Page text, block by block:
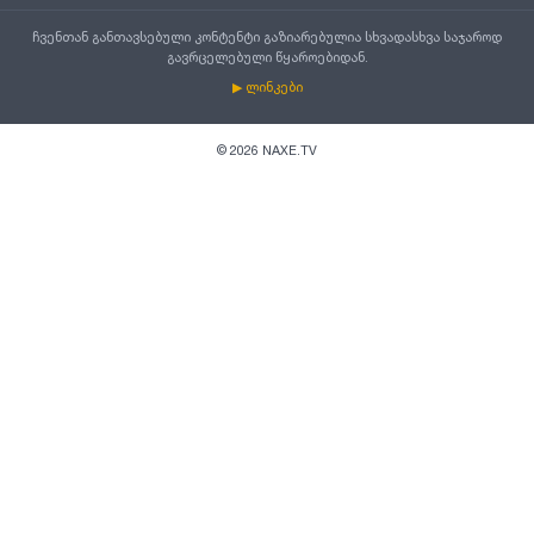
ჩვენთან განთავსებული კონტენტი გაზიარებულია სხვადასხვა საჯაროდ
გავრცელებული წყაროებიდან.
▶ ლინკები
© 2026 NAXE.TV